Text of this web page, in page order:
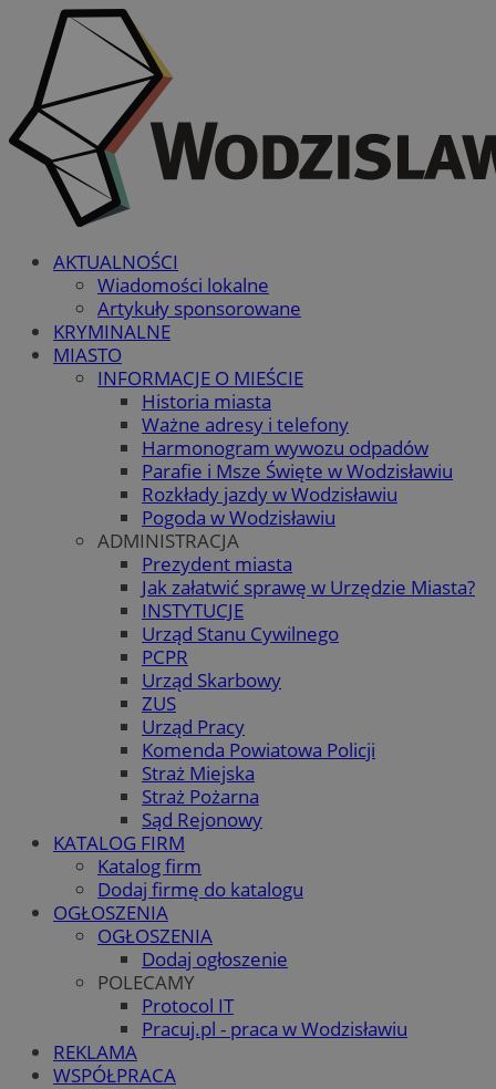
AKTUALNOŚCI
Wiadomości lokalne
Artykuły sponsorowane
KRYMINALNE
MIASTO
INFORMACJE O MIEŚCIE
Historia miasta
Ważne adresy i telefony
Harmonogram wywozu odpadów
Parafie i Msze Święte w Wodzisławiu
Rozkłady jazdy w Wodzisławiu
Pogoda w Wodzisławiu
ADMINISTRACJA
Prezydent miasta
Jak załatwić sprawę w Urzędzie Miasta?
INSTYTUCJE
Urząd Stanu Cywilnego
PCPR
Urząd Skarbowy
ZUS
Urząd Pracy
Komenda Powiatowa Policji
Straż Miejska
Straż Pożarna
Sąd Rejonowy
KATALOG FIRM
Katalog firm
Dodaj firmę do katalogu
OGŁOSZENIA
OGŁOSZENIA
Dodaj ogłoszenie
POLECAMY
Protocol IT
Pracuj.pl - praca w Wodzisławiu
REKLAMA
WSPÓŁPRACA